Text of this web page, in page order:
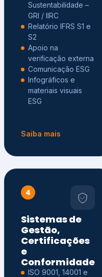
Sustentabilidade –
GRI / IIRC
Relatório IFRS S1 e
S2
Apoio na
verificação externa
Comunicação ESG
Infográficos e
materiais visuais
ESG
Saiba mais
4
Sistemas de
Gestão,
Certificações
e
Conformidade
ISO 9001, 14001 e